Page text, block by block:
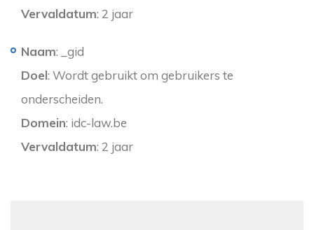
Vervaldatum: 2 jaar
Naam: _gid
Doel: Wordt gebruikt om gebruikers te
onderscheiden.
Domein: idc-law.be
Vervaldatum: 2 jaar